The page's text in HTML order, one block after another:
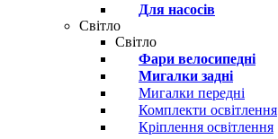
Для насосів
Світло
Світло
Фари велосипедні
Мигалки задні
Мигалки передні
Комплекти освітлення
Кріплення освітлення